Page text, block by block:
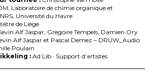
, Laboratoire de chimie organique et
, Université du Havre
de Liège
Alf Jaspar, Gregoire Tempels, Damien Ory
Alf Jaspar et Pascal Demez – DRUW_Audio
Poulain
:Ad Lib · Support d’artistes